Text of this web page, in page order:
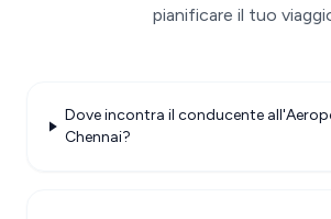
pianificare il tuo
Dove incontra il conducente
Chennai?